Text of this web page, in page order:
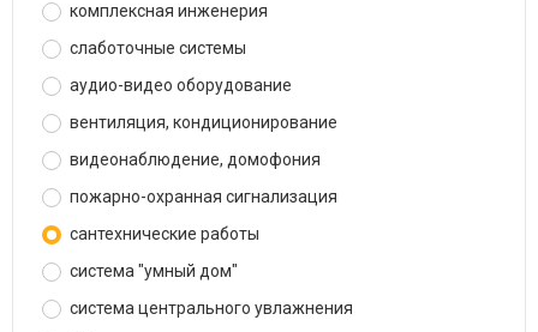
комплексная инженерия
слаботочные системы
аудио-видео оборудование
вентиляция, кондиционирование
видеонаблюдение, домофония
пожарно-охранная сигнализация
сантехнические работы
система "умный дом"
система центрального увлажнения